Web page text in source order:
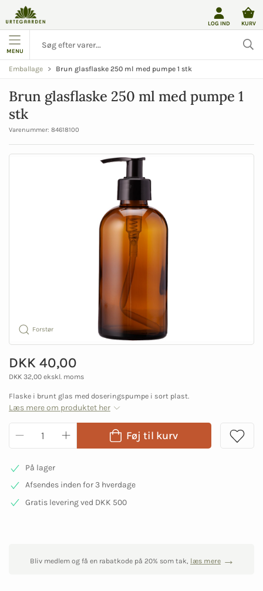
LOG IND KURV
MENU
Emballage Brun glasflaske 250 ml med pumpe 1 stk
Brun glasflaske 250 ml med pumpe 1
stk
Varenummer: 84618100
Forstør
DKK 40,00
DKK 32,00 ekskl. moms
Flaske i brunt glas med doseringspumpe i sort plast.
Læs mere om produktet her
Føj til kurv
På lager
Afsendes inden for 3 hverdage
Gratis levering ved DKK 500
Bliv medlem og få en rabatkode på 20% som tak, læs mere